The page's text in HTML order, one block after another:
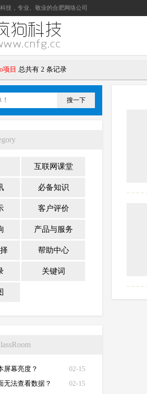
技，专业、敬业的合肥网络公司
项目 总共有 2 条记录
搜一下
互联网课堂
必备知识
客户评价
产品与服务
帮助中心
关键词
02-15
屏幕亮度？
02-15
无法查看数据？